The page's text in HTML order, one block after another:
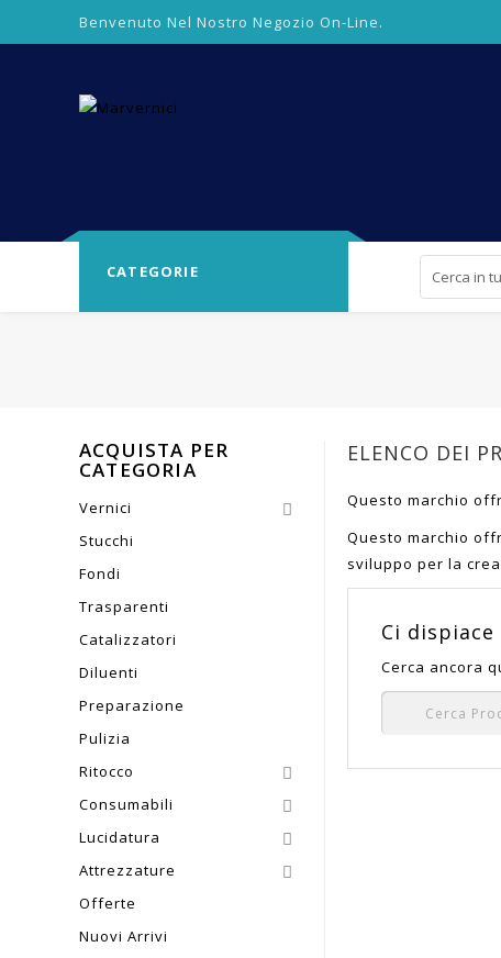
Benvenuto Nel Nostro Negozio On-Line.
CATEGORIE
ACQUISTA PER
CATEGORIA
Vernici 
Stucchi
Fondi
Trasparenti
Catalizzatori
Diluenti
Preparazione
Pulizia
Ritocco

Consumabili 
Lucidatura 
Attrezzature 
Offerte
Nuovi Arrivi
ELENCO DEI
Questo marchio
Questo marchio
sviluppo per la
Ci
Cerca ancora